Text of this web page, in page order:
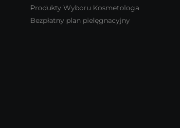
Produkty Wyboru Kosmetologa
Bezpłatny plan pielęgnacyjny